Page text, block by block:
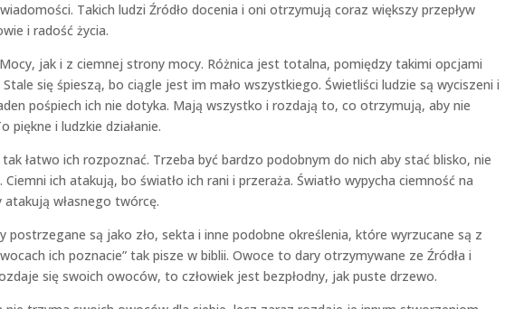
Takich ludzi Źródło docenia i oni otrzymują coraz większy przepływ
i radość życia.
jak i z ciemnej strony mocy. Różnica jest totalna, pomiędzy takimi opcjami
się śpieszą, bo ciągle jest im mało wszystkiego. Świetliści ludzie są wyciszeni i
pośpiech ich nie dotyka. Mają wszystko i rozdają to, co otrzymują, aby nie
piękne i ludzkie działanie.
łatwo ich rozpoznać. Trzeba być bardzo podobnym do nich aby stać blisko, nie
ich atakują, bo światło ich rani i przeraża. Światło wypycha ciemność na
własnego twórcę.
są jako zło, sekta i inne podobne określenia, które wyrzucane są z
ich poznacie” tak pisze w biblii. Owoce to dary otrzymywane ze Źródła i
się swoich owoców, to człowiek jest bezpłodny, jak puste drzewo.